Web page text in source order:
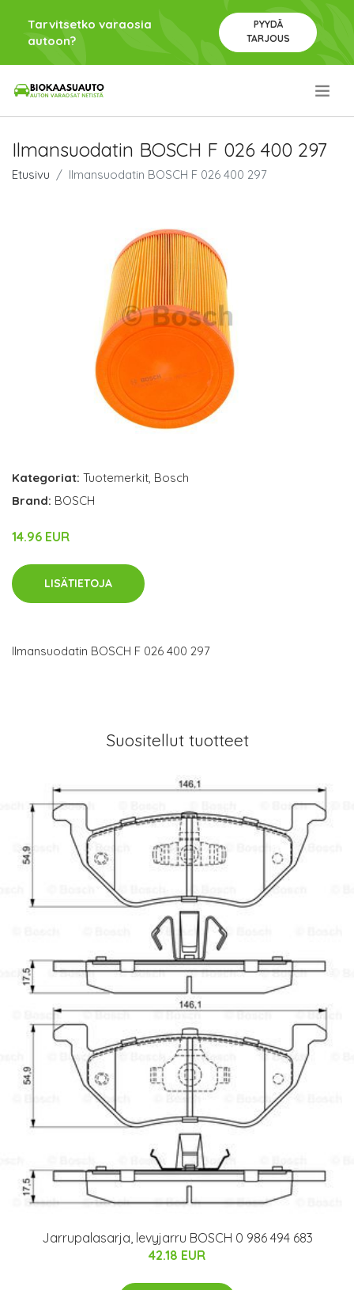
Tarvitsetko varaosia
autoon?
PYYDÄ
TARJOUS
Ilmansuodatin BOSCH F 026 400 297
Etusivu Ilmansuodatin BOSCH F 026 400 297
Kategoriat: Tuotemerkit, Bosch
Brand: BOSCH
14.96 EUR
LISÄTIETOJA
Ilmansuodatin BOSCH F 026 400 297
Suositellut tuotteet
Jarrupalasarja, levyjarru BOSCH 0 986 494 683
42.18 EUR